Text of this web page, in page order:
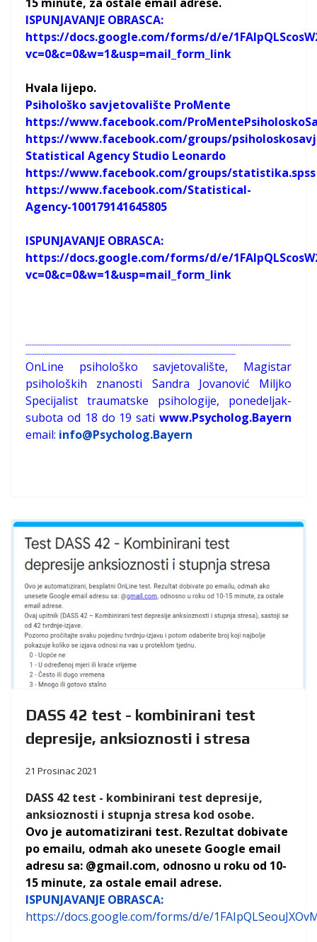
ISPUNJAVANJE OBRASCA:
https://docs.google.com/forms/d/e/
vc=0&c=0&w=1&usp=mail_form_link
Hvala lijepo.
Psihološko savjetovalište ProMente
https://www.facebook.com/
https://www.facebook.com/groups/
Statistical Agency Studio Leonardo
https://www.facebook.com/groups/statistika.spss
https://www.facebook.com/Statistical-
Agency-100179141645805
ISPUNJAVANJE OBRASCA:
https://docs.google.com/forms/d/e/
vc=0&c=0&w=1&usp=mail_form_link
-----------------------------------------------------------------------------------------------------------------------------
---------------------------------------------------------------------------------------------------
OnLine psihološko savjetovalište, Magistar
psiholoških znanosti Sandra Jovanović Miljko
Specijalist traumatske psihologije, ponedeljak-
subota od 18 do 19 sati www.Psycholog.Bayern
email: info@Psycholog.Bayern
DASS 42 test - kombinirani test
depresije, anksioznosti i stresa
21 Prosinac 2021
DASS 42 test - kombinirani test depresije,
anksioznosti i stupnja stresa kod osobe.
Ovo je automatizirani test. Rezultat dobivate
po emailu, odmah ako unesete Google email
adresu sa: @gmail.com, odnosno u roku od 10-
15 minute, za ostale email adrese.
ISPUNJAVANJE OBRASCA:
https://docs.google.com/forms/d/e/